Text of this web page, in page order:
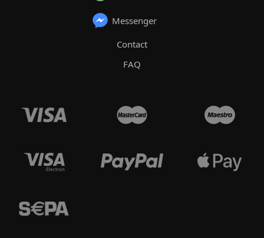
Messenger
Contact
FAQ